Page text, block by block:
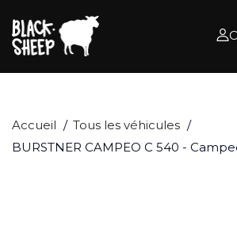
Accueil
Tous les véhicules
BURSTNER CAMPEO C 540 -